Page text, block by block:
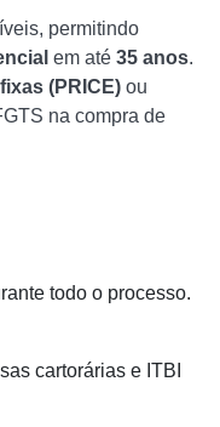
permitindo
em até 35 anos.
(PRICE) ou
na compra de
todo o processo.
cartorárias e ITBI